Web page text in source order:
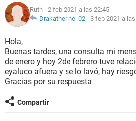
NUTRICIÓN
BIENESTAR
SEXUALIDAD
GLOSARIO
Ruth - 2 feb 2021 a las 22:45
Drakatherine_02 - 3 feb 2021 a
Hola,
Buenas tardes, una consulta mi
de enero y hoy 2de febrero tuve
eyaluco afuera y se lo lavó, hay
Gracias por su respuesta
Compartir